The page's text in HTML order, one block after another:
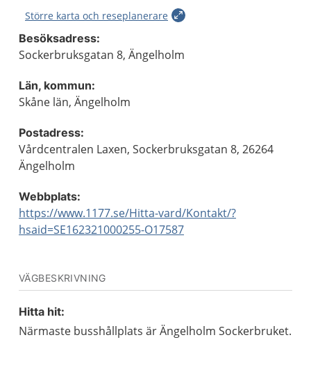
Större karta och reseplanerare
Besöksadress:
Sockerbruksgatan 8, Ängelholm
Län, kommun:
Skåne län, Ängelholm
Postadress:
Vårdcentralen Laxen, Sockerbruksgatan 8, 26264
Ängelholm
Webbplats:
https://www.1177.se/Hitta-vard/Kontakt/?
hsaid=SE162321000255-O17587
VÄGBESKRIVNING
Hitta hit:
Närmaste busshållplats är Ängelholm Sockerbruket.